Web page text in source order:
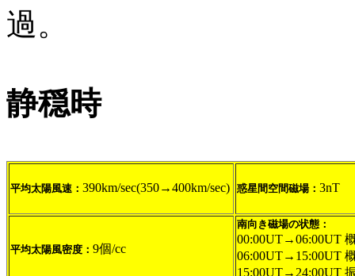
過。
静穏時
平均太陽風速： 390km/sec(350→400km/sec) 惑星間空間磁場： 3nT
平均太陽風密度： 9個/cc
南向き磁場の状態：
00:00UT→06:00UT
06:00UT→15:00UT
15:00UT→24:00UT